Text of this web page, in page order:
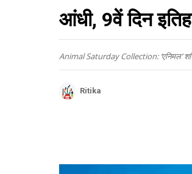
आंधी, 9वें दिन
Animal Saturday Collection: ‘एनिमल’
Ritika